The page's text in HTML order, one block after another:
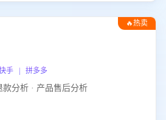
🔥热卖
手 | 拼多多
款分析 · 产品售后分析